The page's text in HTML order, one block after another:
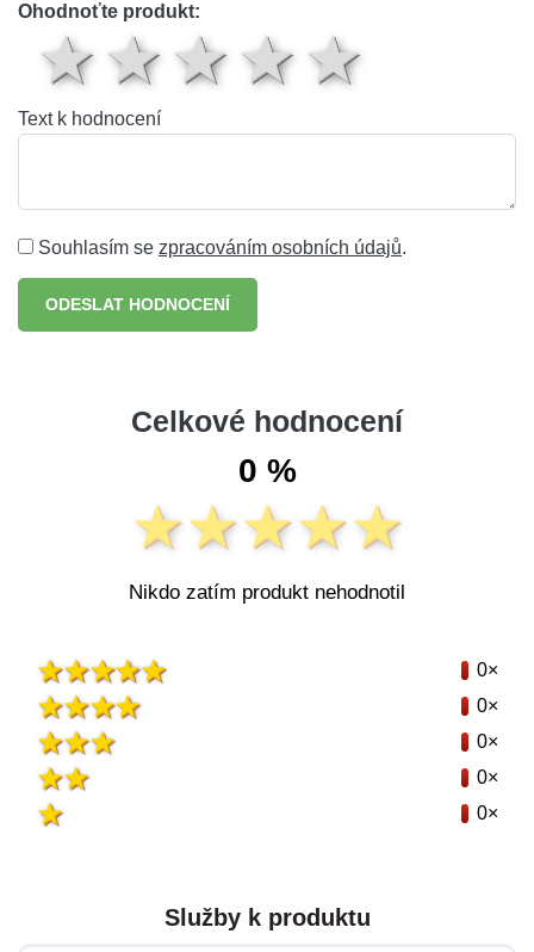
Ohodnoťte produkt:
4
3 hvězdy
2 hvězdy
1 hvězda
Text k hodnocení
Souhlasím se zpracováním osobních údajů.
ODESLAT HODNOCENÍ
Celkové hodnocení
0 %
Nikdo zatím produkt nehodnotil
0×
0×
0×
0×
0×
Služby k produktu